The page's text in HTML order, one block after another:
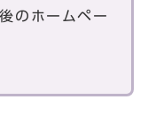
のホームペー